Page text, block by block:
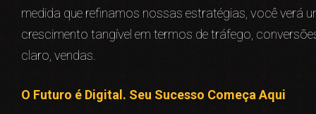
medida que refinamos nossas estratégias, você verá
crescimento tangível em termos de tráfego,
claro, vendas.
O Futuro é Digital. Seu Sucesso Começa Aqui